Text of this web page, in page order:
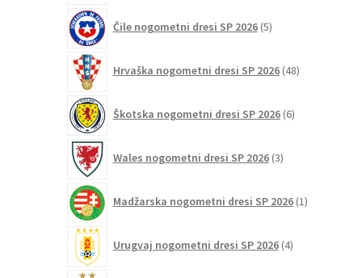
Čile nogometni dresi SP 2026 5izdelkov
Hrvaška nogometni dresi SP 2026 48izdelkov
Škotska nogometni dresi SP 2026 6izdelkov
Wales nogometni dresi SP 2026 3izdelki
Madžarska nogometni dresi SP 2026 1izdelek
Urugvaj nogometni dresi SP 2026 4izdelki